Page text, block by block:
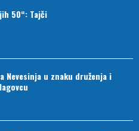
50“: Tajči
Nevesinja u znaku druženja i